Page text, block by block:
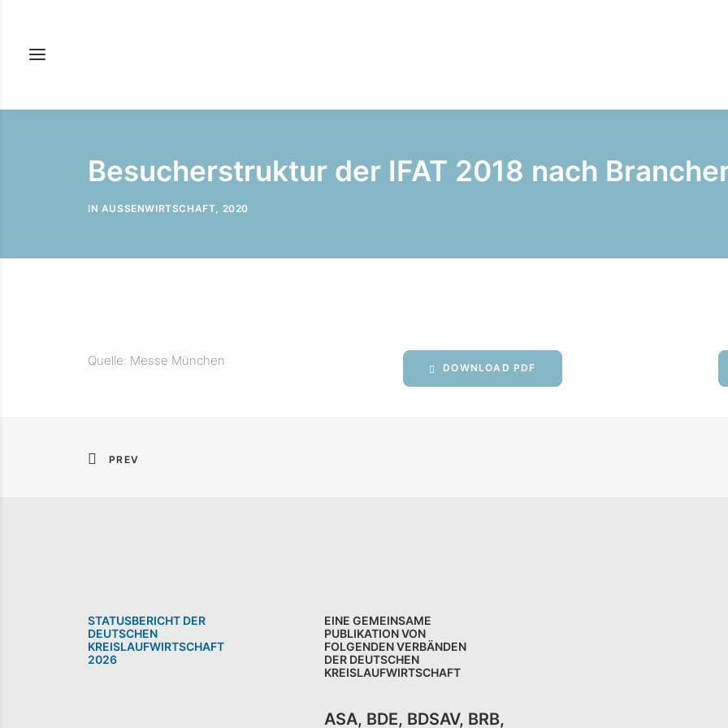
Besucherstruktur der IFAT 2018 nach
IN AUSSENWIRTSCHAFT , 2020
Quelle: Messe München DOWNLOAD PDF
PREV
STATUSBERICHT DER
DEUTSCHEN
KREISLAUFWIRTSCHAFT
2026
EINE GEMEINSAME
PUBLIKATION VON
FOLGENDEN VERBÄNDEN
DER DEUTSCHEN
KREISLAUFWIRTSCHAFT
ASA, BDE, BDSAV, BRB,